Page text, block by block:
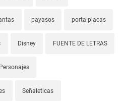
payasos porta-placas
Disney FUENTE DE LETRAS
Personajes
Señaleticas